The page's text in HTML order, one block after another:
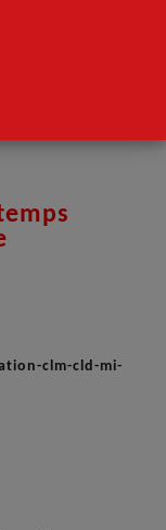
clm-cld-mi-